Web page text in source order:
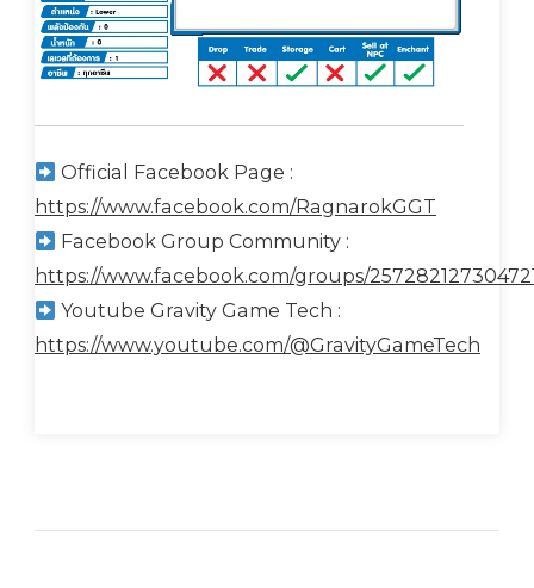
Official Facebook Page :
https://www.facebook.com/RagnarokGGT
Facebook Group Community :
https://www.facebook.com/groups/
Youtube Gravity Game Tech :
https://www.youtube.com/@GravityGameTech